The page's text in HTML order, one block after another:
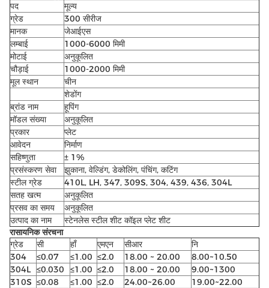
पद
मूल्य
ग्रेड
300 सीरीज
मानक
जेआईएस
लम्बाई
1000-6000 मिमी
मोटाई
अनुकूलित
चौड़ाई
1000-2000 मिमी
मूल स्थान
चीन
शेडोंग
ब्रांड नाम
हूपिंग
मॉडल संख्या
अनुकूलित
प्रकार
प्लेट
आवेदन
निर्माण
सहिष्णुता
± 1%
प्रसंस्करण सेवा
झुकाना, वेल्डिंग, डेकोलिंग, पंचिंग, कटिंग
स्टील ग्रेड
410L, LH, 347, 309S, 304, 439, 436, 304L
सतह खत्म
अनुकूलित
प्रसव का समय
अनुकूलित
उत्पाद का नाम
स्टेनलेस स्टील शीट कॉइल प्लेट शीट
रासायनिक संरचना
ग्रेड
सी हाँ एमएन सीआर
नि
304
≤0.07 ≤1.00 ≤2.0 18.00 ~ 20.00
8.00~10.50
304L ≤0.030 ≤1.00 ≤2.0 18.00 ~ 20.00
9.00~1300
310S ≤0.08 ≤1.00 ≤2.0 24.00~26.00
19.00~22.00